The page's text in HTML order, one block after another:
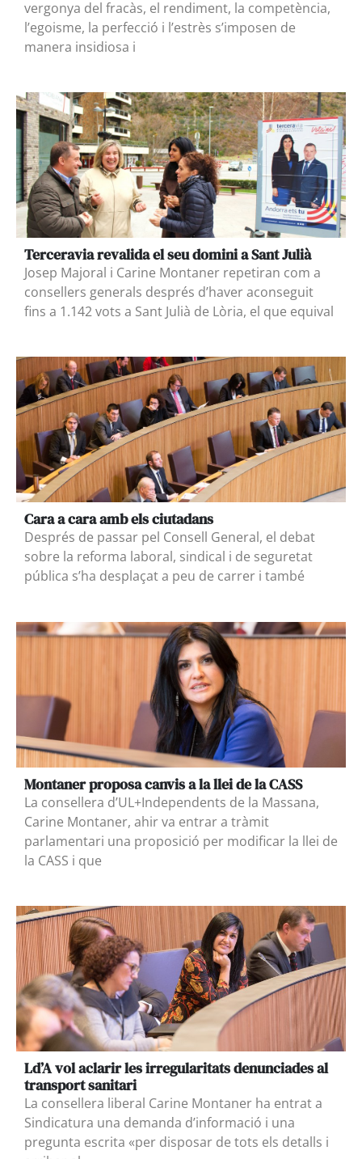
vergonya del fracàs, el rendiment, la competència,
l’egoisme, la perfecció i l’estrès s’imposen de
manera insidiosa i
Terceravia revalida el seu domini a Sant Julià
Josep Majoral i Carine Montaner repetiran com a
consellers generals després d’haver aconseguit
fins a 1.142 vots a Sant Julià de Lòria, el que equival
Cara a cara amb els ciutadans
Després de passar pel Consell General, el debat
sobre la reforma laboral, sindical i de seguretat
pública s’ha desplaçat a peu de carrer i també
Montaner proposa canvis a la llei de la CASS
La consellera d’UL+Independents de la Massana,
Carine Montaner, ahir va entrar a tràmit
parlamentari una proposició per modificar la llei de
la CASS i que
Ld’A vol aclarir les irregularitats denunciades al
transport sanitari
La consellera liberal Carine Montaner ha entrat a
Sindicatura una demanda d’informació i una
pregunta escrita «per disposar de tots els detalls i